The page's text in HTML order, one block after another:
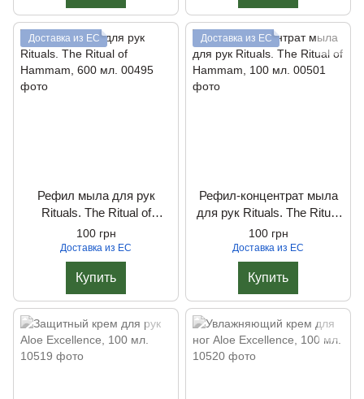
Доставка из ЕС
Рефил мыла для рук
Rituals. The Ritual of
Hammam, 600 мл.
100 грн
Доставка из ЕС
Купить
Доставка из ЕС
Рефил-концентрат мыла
для рук Rituals. The Ritual
of Hammam, 100 мл.
100 грн
Доставка из ЕС
Купить